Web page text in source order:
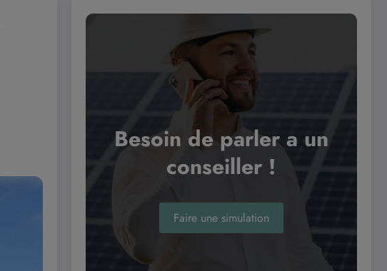
Besoin de parler a un
conseiller !
Faire une simulation